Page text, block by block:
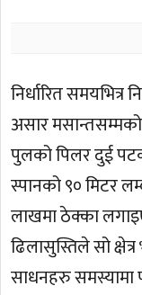
निर्धारित
असार
पुलको पिलर दुई
स्पानको ९० मिटर
लाखमा ठेक्का
ढिलासुस्तिले सो
साधनहरु समस्यामा